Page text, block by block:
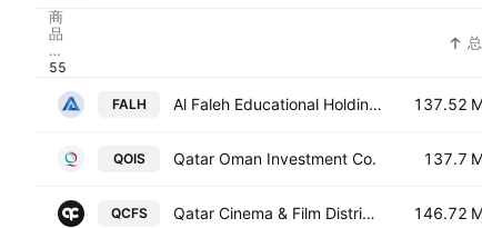
商
品
代
码
FALH Al Faleh Educational Holding Co. 137.52
QOIS Qatar Oman Investment Co. 137.7
QCFS Qatar Cinema & Film Distribution Co. 146.72